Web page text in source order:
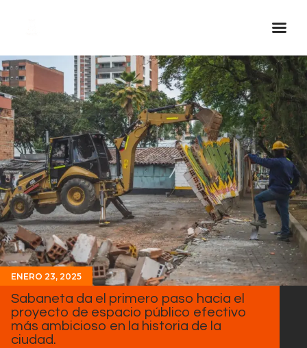
Inicio Real FM
Streaming
En Vivo
Descarga La APP
Programas
Noticias
Equipo
Sobre Nosotros
Contactos
ENERO 23, 2025
Sabaneta da el primero paso hacia el
proyecto de espacio público efectivo
más ambicioso en la historia de la
ciudad.